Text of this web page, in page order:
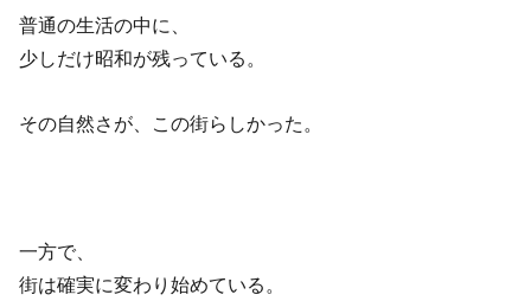
普通の生活の中に、
少しだけ昭和が残っている。
その自然さが、この街らしかった。
一方で、
街は確実に変わり始めている。